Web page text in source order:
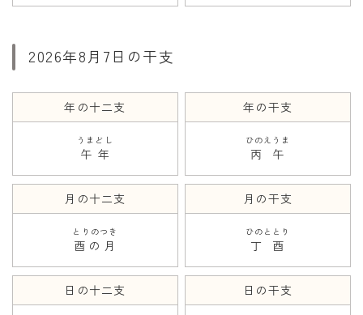
2026年8月7日の干支
年の十二支
午年
うまどし
年の干支
丙午
ひのえうま
月の十二支
酉の月
とりのつき
月の干支
丁酉
ひのととり
日の十二支 日の干支